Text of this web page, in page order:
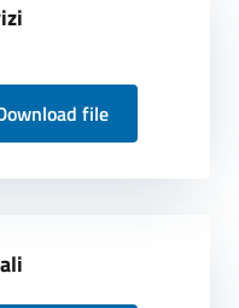
file